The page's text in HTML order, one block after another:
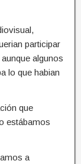
participar
algunos
lo que habian
que
estábamos
a